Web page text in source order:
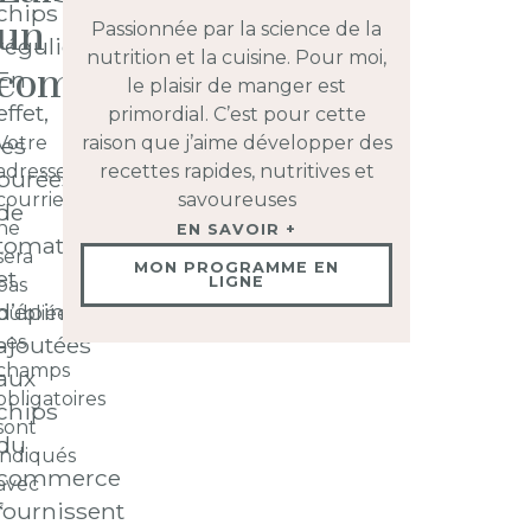
?
Passionnée par la science de la
nutrition et la cuisine. Pour moi,
le plaisir de manger est
primordial. C’est pour cette
raison que j’aime développer des
recettes rapides, nutritives et
savoureuses
EN SAVOIR +
MON PROGRAMME EN
LIGNE